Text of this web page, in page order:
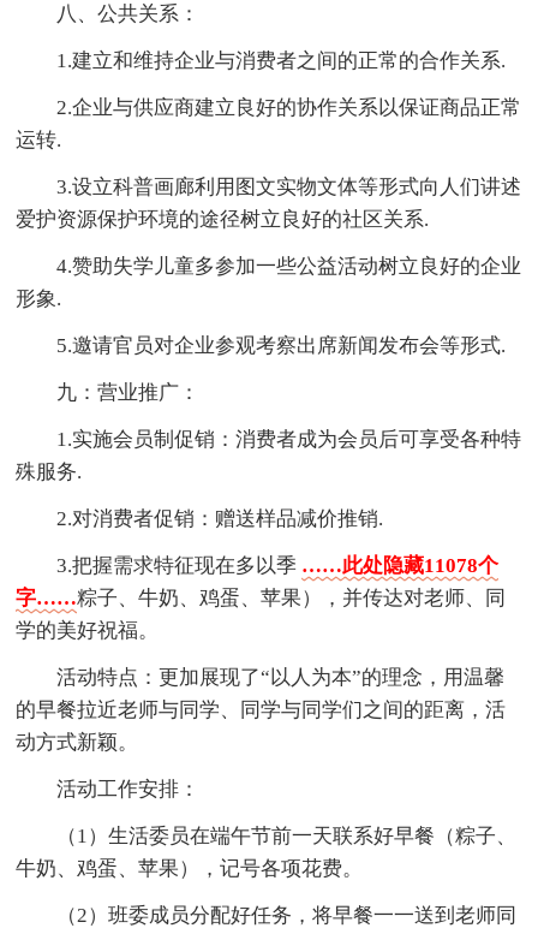
八、公共关系：
1.建立和维持企业与消费者之间的正常的合作关系.
2.企业与供应商建立良好的协作关系以保证商品正常
运转.
3.设立科普画廊利用图文实物文体等形式向人们讲述
爱护资源保护环境的途径树立良好的社区关系.
4.赞助失学儿童多参加一些公益活动树立良好的企业
形象.
5.邀请官员对企业参观考察出席新闻发布会等形式.
九：营业推广：
1.实施会员制促销：消费者成为会员后可享受各种特
殊服务.
2.对消费者促销：赠送样品减价推销.
3.把握需求特征现在多以季 ……此处隐藏11078个
字……粽子、牛奶、鸡蛋、苹果），并传达对老师、同
学的美好祝福。
活动特点：更加展现了“以人为本”的理念，用温馨
的早餐拉近老师与同学、同学与同学们之间的距离，活
动方式新颖。
活动工作安排：
（1）生活委员在端午节前一天联系好早餐（粽子、
牛奶、鸡蛋、苹果），记号各项花费。
（2）班委成员分配好任务，将早餐一一送到老师同